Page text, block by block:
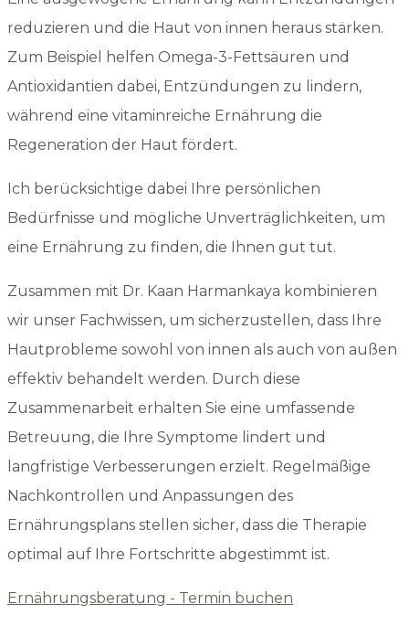
reduzieren und die Haut von innen heraus stärken.
Zum Beispiel helfen Omega-3-Fettsäuren und
Antioxidantien dabei, Entzündungen zu lindern,
während eine vitaminreiche Ernährung die
Regeneration der Haut fördert.
Ich berücksichtige dabei Ihre persönlichen
Bedürfnisse und mögliche Unverträglichkeiten, um
eine Ernährung zu finden, die Ihnen gut tut.
Zusammen mit Dr. Kaan Harmankaya kombinieren
wir unser Fachwissen, um sicherzustellen, dass Ihre
Hautprobleme sowohl von innen als auch von außen
effektiv behandelt werden. Durch diese
Zusammenarbeit erhalten Sie eine umfassende
Betreuung, die Ihre Symptome lindert und
langfristige Verbesserungen erzielt. Regelmäßige
Nachkontrollen und Anpassungen des
Ernährungsplans stellen sicher, dass die Therapie
optimal auf Ihre Fortschritte abgestimmt ist.
Ernährungsberatung - Termin buchen